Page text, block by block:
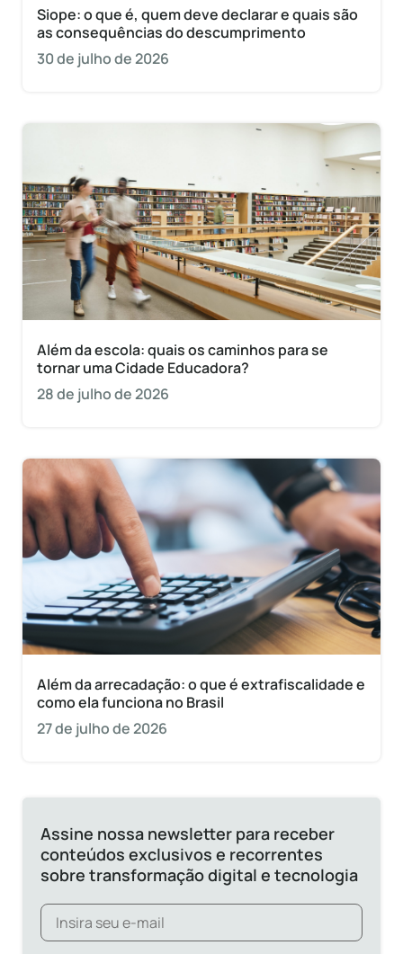
Siope: o que é, quem deve declarar e quais são
as consequências do descumprimento
30 de julho de 2026
Além da escola: quais os caminhos para se
tornar uma Cidade Educadora?
28 de julho de 2026
Além da arrecadação: o que é extrafiscalidade e
como ela funciona no Brasil
27 de julho de 2026
Assine nossa newsletter para receber
conteúdos exclusivos e recorrentes
sobre transformação digital e tecnologia